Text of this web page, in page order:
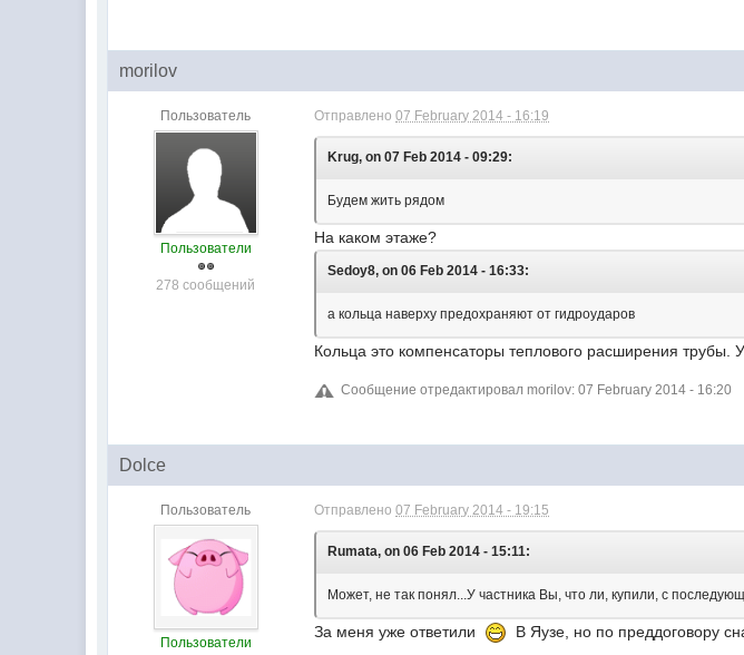
morilov
Пользователь
Пользователи
278 сообщений
Отправлено07 February 2014 - 16:19
Krug, on 07 Feb 2014 - 09:29:
Будем жить рядом
На каком этаже?
Sedoy8, on 06 Feb 2014 - 16:33:
а кольца наверху предохраняют от гидроударов
Кольца это компенсаторы теплового расширения
Сообщение отредактировал morilov: 07 February 2014 - 16:20
Dolce
Пользователь
Пользователи
Отправлено07 February 2014 - 19:15
Rumata, on 06 Feb 2014 - 15:11:
Может, не так понял...У частника Вы, что ли, купили, с
За меня уже ответили В Яузе, но по преддоговору